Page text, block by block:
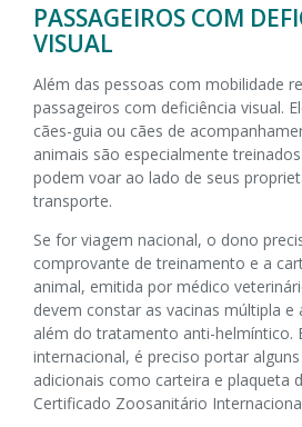
PASSAGEIROS COM
VISUAL
Além das pessoas com mobilidade
passageiros com deficiência visual.
cães-guia ou cães de
animais são especialmente
podem voar ao lado de seus
transporte.
Se for viagem nacional, o dono
comprovante de treinamento e a
animal, emitida por médico
devem constar as vacinas múltipla e
além do tratamento anti-helmíntico.
internacional, é preciso portar
adicionais como carteira e plaqueta
Certificado Zoosanitário